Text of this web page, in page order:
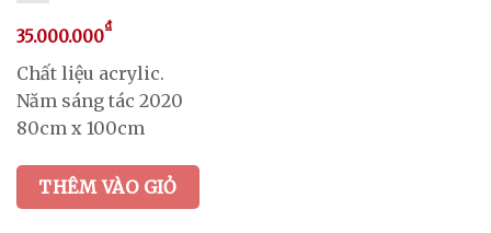
35.000.000₫
Chất liệu acrylic.
Năm sáng tác 2020
80cm x 100cm
THÊM VÀO GIỎ